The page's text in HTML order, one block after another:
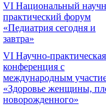
VI Национальный
практический форум
«Педиатрия сегодня и
завтра»
VI Научно-практическая
конференция с
международным
«Здоровье женщины,
новорожденного»